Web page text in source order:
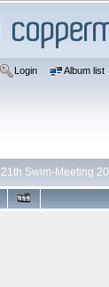
Login Album list
21th Swim-Meeting